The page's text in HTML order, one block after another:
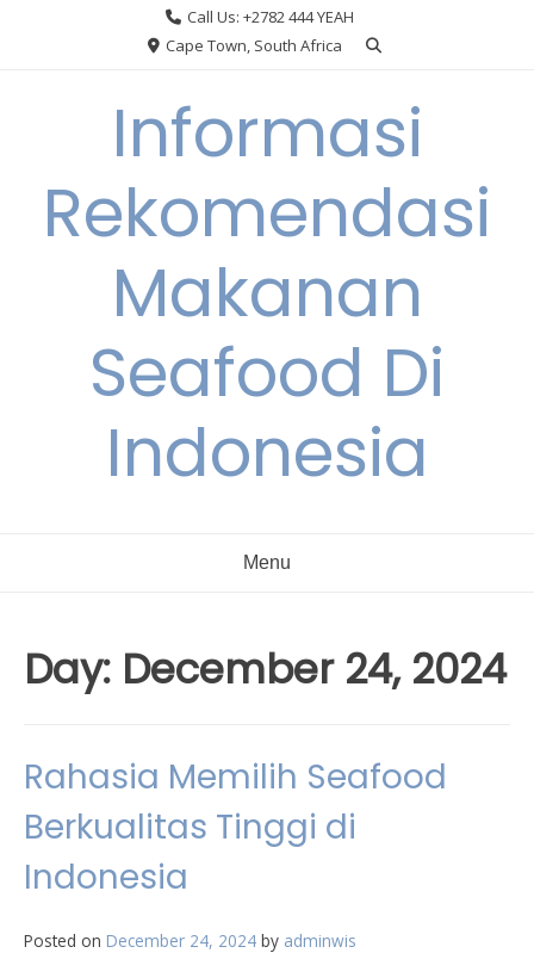
Call Us: +2782 444 YEAH
Cape Town, South Africa
Informasi
Rekomendasi
Makanan
Seafood Di
Indonesia
Menu
Day: December 24, 2024
Rahasia Memilih Seafood
Berkualitas Tinggi di
Indonesia
Posted on December 24, 2024 by adminwis